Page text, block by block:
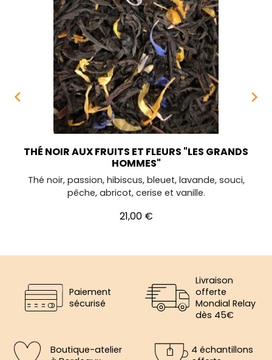

THÉ NOIR AUX FRUITS ET FLEURS "LES GRANDS
HOMMES"
Thé noir, passion, hibiscus, bleuet, lavande, souci,
pêche, abricot, cerise et vanille.
Prix
21,00 €

Paiement
sécurisé
Livraison
offerte
Mondial Relay
dès 45€
Boutique-atelier
4 échantillons